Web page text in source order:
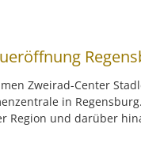
Zweirad-Center
in
Region und darüber